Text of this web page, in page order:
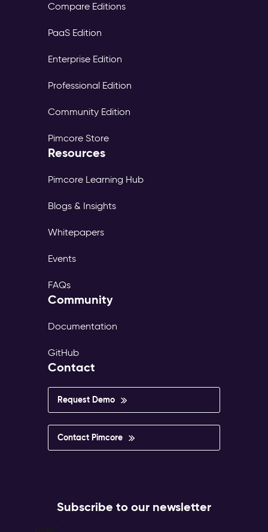
Compare Editions
PaaS Edition
Enterprise Edition
Professional Edition
Community Edition
Pimcore Store
Resources
Pimcore Learning Hub
Blogs & Insights
Whitepapers
Events
FAQs
Community
Documentation
GitHub
Contact
Request Demo
Contact Pimcore
Subscribe to our newsletter